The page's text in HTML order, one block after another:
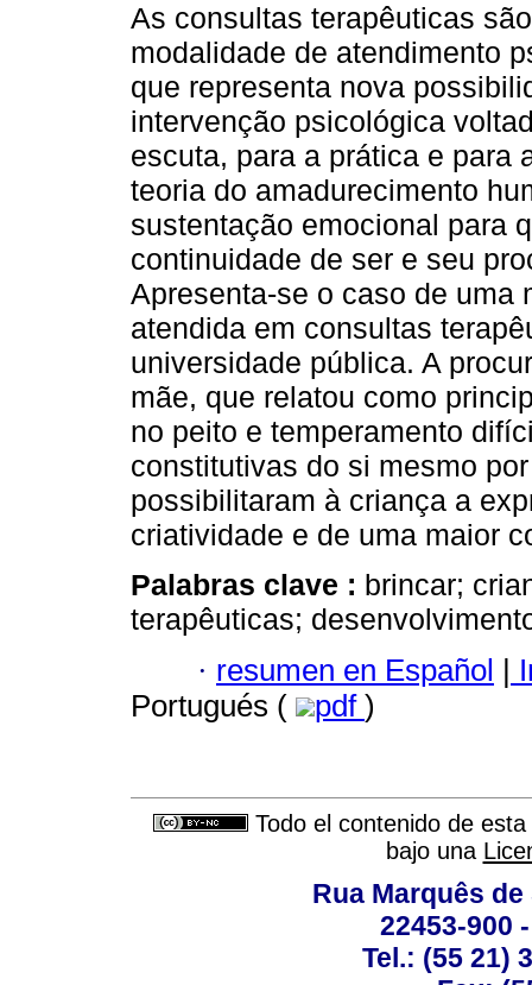
As consultas terapêuticas
modalidade de atendimento
que representa nova
intervenção psicológica
escuta, para a prática e para
teoria do amadurecimento
sustentação emocional para
continuidade de ser e seu
Apresenta-se o caso de uma
atendida em consultas
universidade pública. A
mãe, que relatou como
no peito e temperamento
constitutivas do si mesmo
possibilitaram à criança a
criatividade e de uma maior
Palabras clave : brincar;
terapêuticas;
· resumen en Español |
Portugués (
pdf )
Todo el contenido de
bajo una
Rua Marquês de
22453-900
Tel.: (55 21)